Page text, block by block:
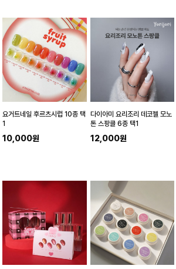
요거트네일 후르츠시럽 10종 택
1
10,000원
다이아미 요리조리 데코젤 모노
톤 스팡클 6종 택1
12,000원